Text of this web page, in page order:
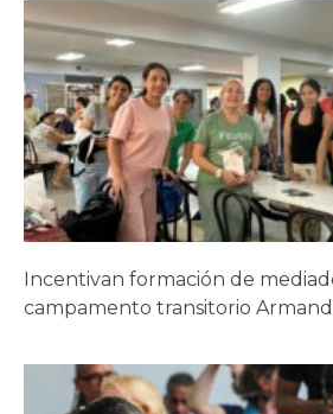
Incentivan formación de
campamento transitorio